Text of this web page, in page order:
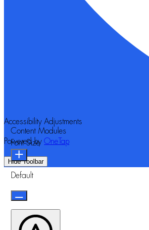
Accessibility Adjustments
Powered by OneTap
Hide Toolbar
Content Modules
Font Size
Default